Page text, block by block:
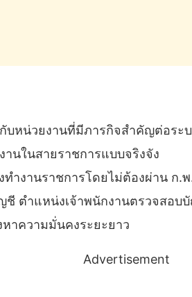
บหน่วยงานที่มีภารกิจสำคัญต่อร
นในสายราชการแบบจริงจัง
ำงานราชการโดยไม่ต้องผ่าน ก
ตำแหน่งเจ้าพนักงานตรวจสอบ
าความมั่นคงระยะยาว
Advertisement